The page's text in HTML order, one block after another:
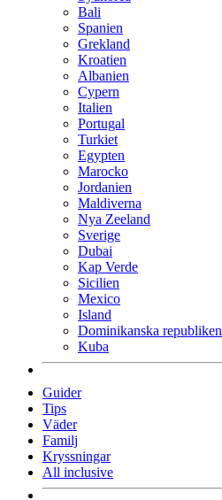
Bali
Spanien
Grekland
Kroatien
Albanien
Cypern
Italien
Portugal
Turkiet
Egypten
Marocko
Jordanien
Maldiverna
Nya Zeeland
Sverige
Dubai
Kap Verde
Sicilien
Mexico
Island
Dominikanska republiken
Kuba
Guider
Tips
Väder
Familj
Kryssningar
All inclusive